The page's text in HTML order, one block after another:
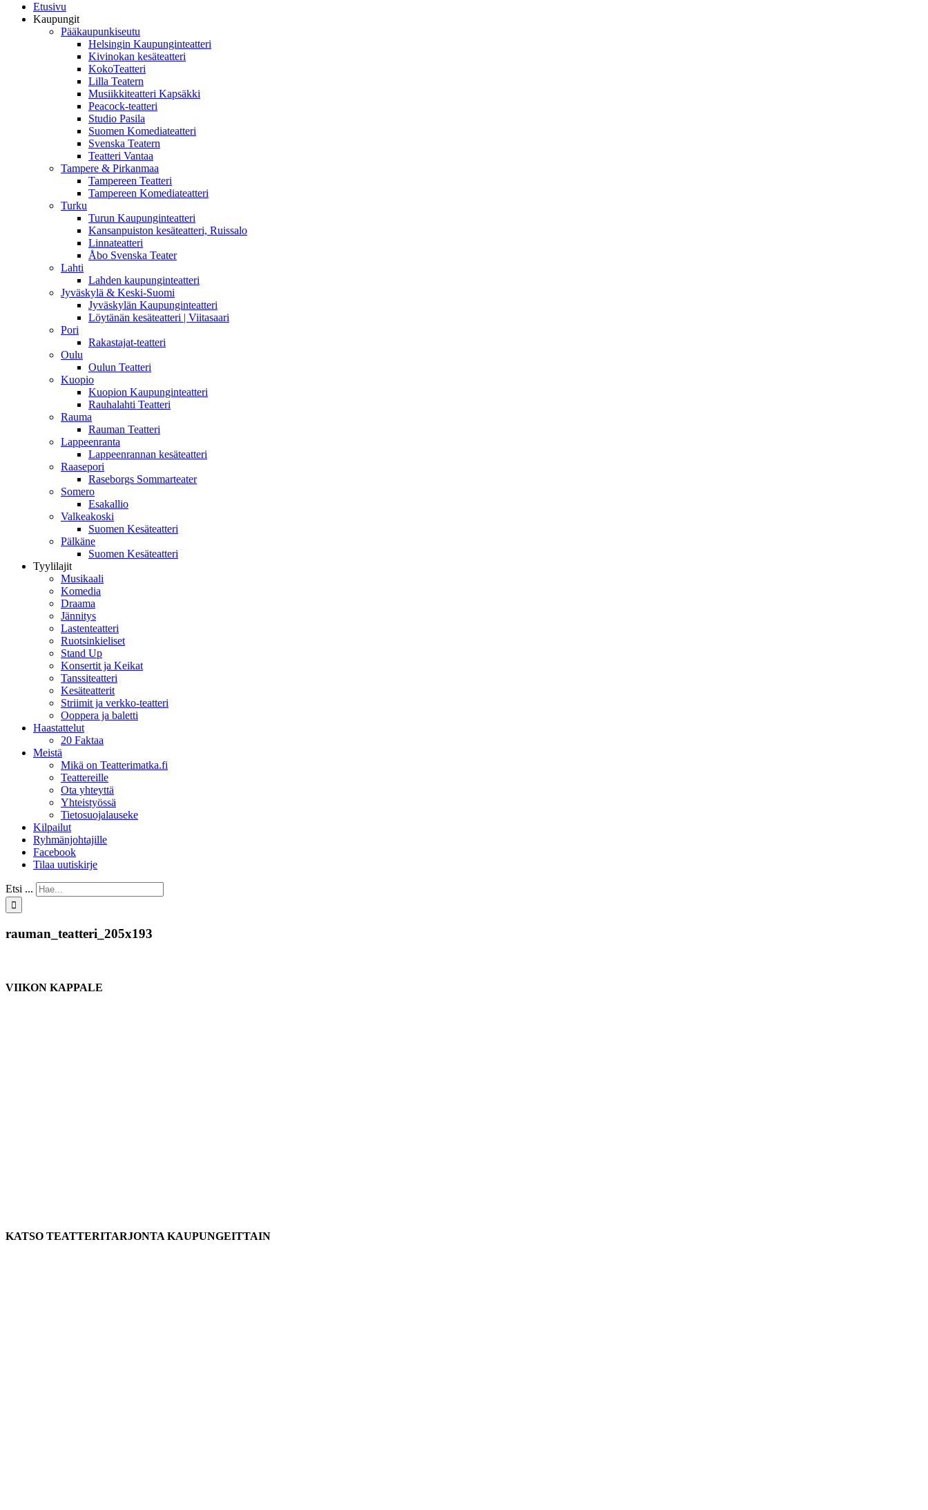
Etusivu
Kaupungit
Pääkaupunkiseutu
Helsingin Kaupunginteatteri
Kivinokan kesäteatteri
KokoTeatteri
Lilla Teatern
Musiikkiteatteri Kapsäkki
Peacock-teatteri
Studio Pasila
Suomen Komediateatteri
Svenska Teatern
Teatteri Vantaa
Tampere & Pirkanmaa
Tampereen Teatteri
Tampereen Komediateatteri
Turku
Turun Kaupunginteatteri
Kansanpuiston kesäteatteri, Ruissalo
Linnateatteri
Åbo Svenska Teater
Lahti
Lahden kaupunginteatteri
Jyväskylä & Keski-Suomi
Jyväskylän Kaupunginteatteri
Löytänän kesäteatteri | Viitasaari
Pori
Rakastajat-teatteri
Oulu
Oulun Teatteri
Kuopio
Kuopion Kaupunginteatteri
Rauhalahti Teatteri
Rauma
Rauman Teatteri
Lappeenranta
Lappeenrannan kesäteatteri
Raasepori
Raseborgs Sommarteater
Somero
Esakallio
Valkeakoski
Suomen Kesäteatteri
Pälkäne
Suomen Kesäteatteri
Tyylilajit
Musikaali
Komedia
Draama
Jännitys
Lastenteatteri
Ruotsinkieliset
Stand Up
Konsertit ja Keikat
Tanssiteatteri
Kesäteatterit
Striimit ja verkko-teatteri
Ooppera ja baletti
Haastattelut
20 Faktaa
Meistä
Mikä on Teatterimatka.fi
Teattereille
Ota yhteyttä
Yhteistyössä
Tietosuojalauseke
Kilpailut
Ryhmänjohtajille
Facebook
Tilaa uutiskirje
Etsi ...
rauman_teatteri_205x193
VIIKON KAPPALE
KATSO TEATTERITARJONTA KAUPUNGEITTAIN